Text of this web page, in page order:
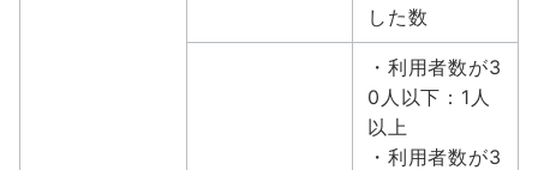
した数
・利用者数が3
0人以下：1人
以上
・利用者数が3